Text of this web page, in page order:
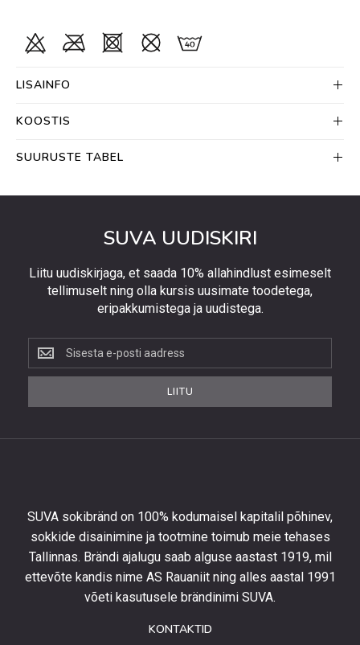
LISAINFO
KOOSTIS
SUURUSTE TABEL
SUVA UUDISKIRI
Liitu uudiskirjaga, et saada 10% allahindlust esimeselt
tellimuselt ning olla kursis uusimate toodetega,
eripakkumistega ja uudistega.
Liitu
uudiskirjaga,
et
kursis
uusimate
toodetega,
eripakkumistega
LIITU
SUVA sokibränd on 100% kodumaisel kapitalil põhinev,
sokkide disainimine ja tootmine toimub meie tehases
Tallinnas. Brändi ajalugu saab alguse aastast 1919, mil
ettevõte kandis nime AS Rauaniit ning alles aastal 1991
võeti kasutusele brändinimi SUVA.
KONTAKTID